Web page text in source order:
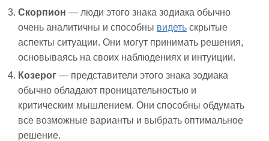
Скорпион — люди этого знака зодиака обычно
очень аналитичны и способны видеть скрытые
аспекты ситуации. Они могут принимать решения,
основываясь на своих наблюдениях и интуиции.
Козерог — представители этого знака зодиака
обычно обладают проницательностью и
критическим мышлением. Они способны обдумать
все возможные варианты и выбрать оптимальное
решение.